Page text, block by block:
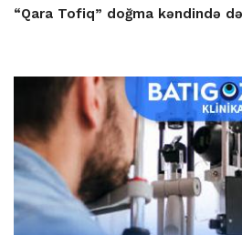
“Qara Tofiq” doğma kəndində